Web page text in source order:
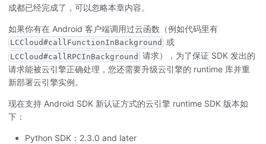
成都已经完成了，可以忽略本章内容。
如果你有在 Android 客户端调用过云函数（例如代码里有
LCCloud#callFunctionInBackground 或
LCCloud#callRPCInBackground 请求），为了保证 SDK 发出的
请求能被云引擎正确处理，您还需要升级云引擎的 runtime 库并重
新部署云引擎实例。
现在支持 Android SDK 新认证方式的云引擎 runtime SDK 版本如
下：
Python SDK：2.3.0 and later